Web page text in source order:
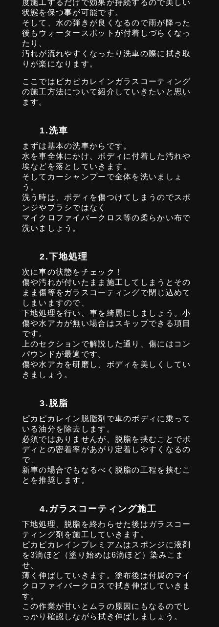
度施工するだけで効果が持続するので美しい
状態を保つ事が可能です。
そして、水の弾きが良くなるので雨が降った
後もウォータースポットが付着しづらくなっ
たり、
汚れが流れやすくなったり洗車の際に拭き取
りが楽になります。
ここではピカピカレインガラスコーティング
の施工方法について紹介していきたいと思い
ます。
1.洗車
まずは基本の洗車からです。
水を車全体にかけ、ボディに付着した汚れや
埃などを落としていきます。
そしてカーシャンプーで全体を洗いましょ
う。
洗う時は、ボディを傷つけてしまうのでスポ
ンジやブラシではなく
マイクロファイバークロス等の柔らかい布で
洗いましょう。
2.下地処理
次に車の状態をチェック！
傷や汚れが付いたまま施工してしまうとその
まま傷等をガラスコーティングで閉じ込めて
しまいますので、
下地処理を行い、車を綺麗にしましょう。小
傷や水アカが無い場合はスキップできる項目
です。
上のセクションで解説した通り、傷にはコン
パウンドが最適です。
傷や水アカを研磨し、ボディを美しくしてい
きましょう。
3.脱脂
ピカピカレイン脱脂剤で車のボディに乗って
いる油分を除去します。
必須ではありませんが、脱脂を挟むことでボ
ディとの密着率があがり定着しやすくなるの
で、
新車の場合でもなるべく脱脂の工程を挟むこ
とを推奨します。
4.ガラスコーティング施工
下地処理、脱脂を終わらせた後はガラスコー
ティング剤を施工していきます。
ピカピカレインプレミアムはスポンジに液剤
を3滴ほど（塗り始めは6滴ほど）染みこま
せ、
薄く伸ばしていきます。塗布後は付属のマイ
クロファイバークロスで拭き伸ばしていきま
す。
この作業が甘いとムラの原因にもなるのでし
っかり確認しながら拭き伸ばしましょう。